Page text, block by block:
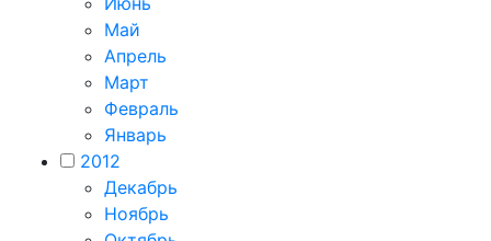
Май
Апрель
Март
Февраль
Январь
2012
Декабрь
Ноябрь